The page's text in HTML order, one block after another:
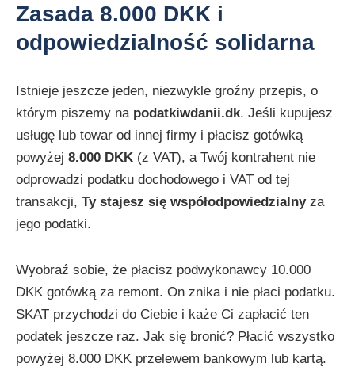
Zasada 8.000 DKK i
odpowiedzialność solidarna
Istnieje jeszcze jeden, niezwykle groźny przepis, o
którym piszemy na podatkiwdanii.dk. Jeśli kupujesz
usługę lub towar od innej firmy i płacisz gotówką
powyżej 8.000 DKK (z VAT), a Twój kontrahent nie
odprowadzi podatku dochodowego i VAT od tej
transakcji, Ty stajesz się współodpowiedzialnyza
jego podatki.
Wyobraź sobie, że płacisz podwykonawcy 10.000
DKK gotówką za remont. On znika i nie płaci podatku.
SKAT przychodzi do Ciebie i każe Ci zapłacić ten
podatek jeszcze raz. Jak się bronić? Płacić wszystko
powyżej 8.000 DKK przelewem bankowym lub kartą.